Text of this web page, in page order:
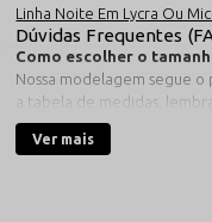
Linha Noite Em Lycra Ou
Dúvidas Frequentes
Como escolher o
Nossa modelagem segue
a tabela de medidas,
adaptação.
A renda pinica?
Ver mais